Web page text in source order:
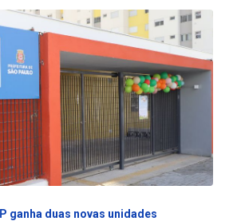
ganha duas novas unidades